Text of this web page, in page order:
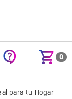
0
para tu Hogar